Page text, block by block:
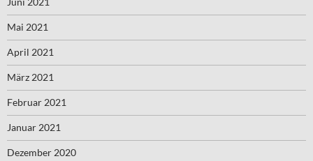
Mai 2021
April 2021
März 2021
Februar 2021
Januar 2021
Dezember 2020